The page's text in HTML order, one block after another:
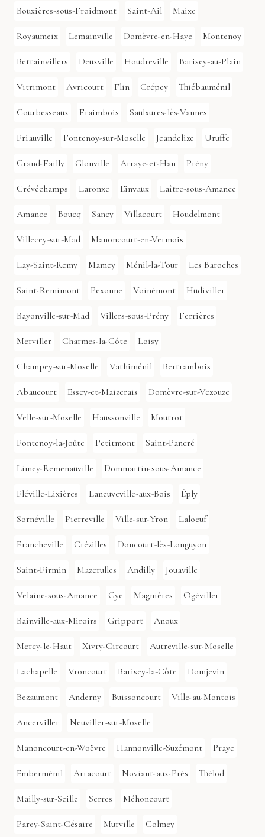
Bouxières-sous-Froidmont Saint-Ail Maixe
Royaumeix Lemainville Domèvre-en-Haye Montenoy
Bettainvillers Deuxville Houdreville Barisey-au-Plain
Vitrimont Avricourt Flin Crépey Thiébauménil
Courbesseaux Fraimbois Saulxures-lès-Vannes
Friauville Fontenoy-sur-Moselle Jeandelize Uruffe
Grand-Failly Glonville Arraye-et-Han Prény
Crévéchamps Laronxe Einvaux Laître-sous-Amance
Amance Boucq Sancy Villacourt Houdelmont
Villecey-sur-Mad Manoncourt-en-Vermois
Lay-Saint-Remy Mamey Ménil-la-Tour Les Baroches
Saint-Remimont Pexonne Voinémont Hudiviller
Bayonville-sur-Mad Villers-sous-Prény Ferrières
Merviller Charmes-la-Côte Loisy
Champey-sur-Moselle Vathiménil Bertrambois
Abaucourt Essey-et-Maizerais Domèvre-sur-Vezouze
Velle-sur-Moselle Haussonville Moutrot
Fontenoy-la-Joûte Petitmont Saint-Pancré
Limey-Remenauville Dommartin-sous-Amance
Fléville-Lixières Laneuveville-aux-Bois Éply
Sornéville Pierreville Ville-sur-Yron Laloeuf
Francheville Crézilles Doncourt-lès-Longuyon
Saint-Firmin Mazerulles Andilly Jouaville
Velaine-sous-Amance Gye Magnières Ogéviller
Bainville-aux-Miroirs Gripport Anoux
Mercy-le-Haut Xivry-Circourt Autreville-sur-Moselle
Lachapelle Vroncourt Barisey-la-Côte Domjevin
Bezaumont Anderny Buissoncourt Ville-au-Montois
Ancerviller Neuviller-sur-Moselle
Manoncourt-en-Woëvre Hannonville-Suzémont Praye
Emberménil Arracourt Noviant-aux-Prés Thélod
Mailly-sur-Seille Serres Méhoncourt
Parey-Saint-Césaire Murville Colmey